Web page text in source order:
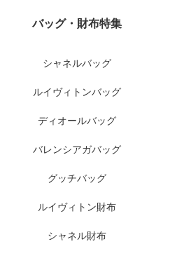
バッグ・財布特集
シャネルバッグ
ルイヴィトンバッグ
ディオールバッグ
バレンシアガバッグ
グッチバッグ
ルイヴィトン財布
シャネル財布